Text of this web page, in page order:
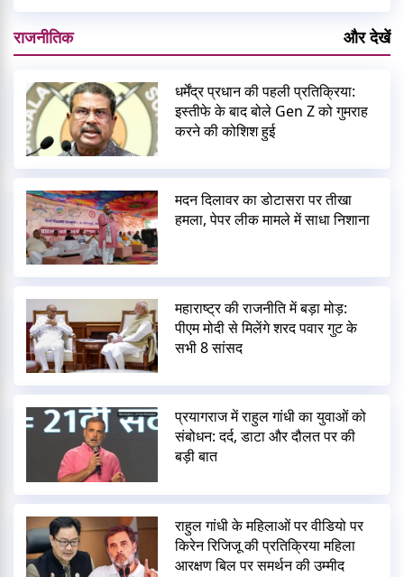
राजनीतिक और देखें
धर्मेंद्र प्रधान की पहली प्रतिक्रिया:
इस्तीफे के बाद बोले Gen Z को गुमराह
करने की कोशिश हुई
मदन दिलावर का डोटासरा पर तीखा
हमला, पेपर लीक मामले में साधा निशाना
महाराष्ट्र की राजनीति में बड़ा मोड़:
पीएम मोदी से मिलेंगे शरद पवार गुट के
सभी 8 सांसद
प्रयागराज में राहुल गांधी का युवाओं को
संबोधन: दर्द, डाटा और दौलत पर की
बड़ी बात
राहुल गांधी के महिलाओं पर वीडियो पर
किरेन रिजिजू की प्रतिक्रिया महिला
आरक्षण बिल पर समर्थन की उम्मीद